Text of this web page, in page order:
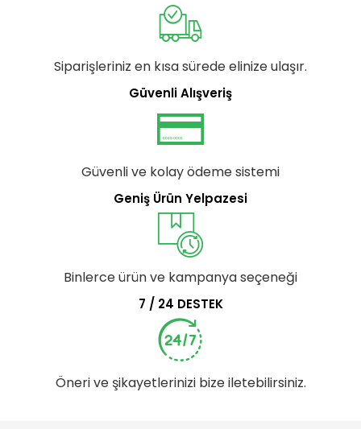
Siparişleriniz en kısa sürede elinize ulaşır.
Güvenli Alışveriş
Güvenli ve kolay ödeme sistemi
Geniş Ürün Yelpazesi
Binlerce ürün ve kampanya seçeneği
7 / 24 DESTEK
Öneri ve şikayetlerinizi bize iletebilirsiniz.